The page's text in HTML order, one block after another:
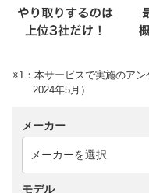
※1：本サービスで実施のア
2024年5月）
メーカー
モデル